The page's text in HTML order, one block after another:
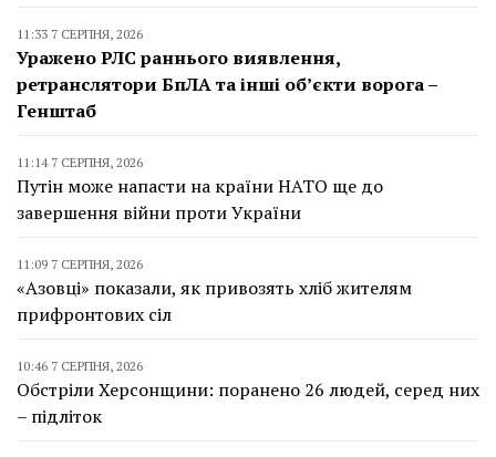
11:33 7 СЕРПНЯ, 2026
Уражено РЛС раннього виявлення,
ретранслятори БпЛА та інші об’єкти ворога –
Генштаб
11:14 7 СЕРПНЯ, 2026
Путін може напасти на країни НАТО ще до
завершення війни проти України
11:09 7 СЕРПНЯ, 2026
«Азовці» показали, як привозять хліб жителям
прифронтових сіл
10:46 7 СЕРПНЯ, 2026
Обстріли Херсонщини: поранено 26 людей, серед них
– підліток